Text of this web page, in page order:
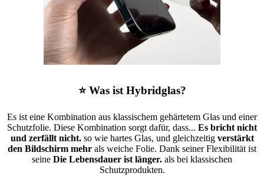
⭐ Was ist Hybridglas?
Es ist eine Kombination aus klassischem gehärtetem Glas und einer
Schutzfolie. Diese Kombination sorgt dafür, dass... Es bricht nicht
und zerfällt nicht.so wie hartes Glas, und gleichzeitig verstärkt
den Bildschirm mehr als weiche Folie. Dank seiner Flexibilität ist
seine Die Lebensdauer ist länger. als bei klassischen
Schutzprodukten.